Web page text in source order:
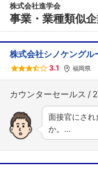
株式会社進学会
事業・業種類似
株式会社シノケングル
3.1 福岡県
カウンターセールス
面接官にさ
か。…